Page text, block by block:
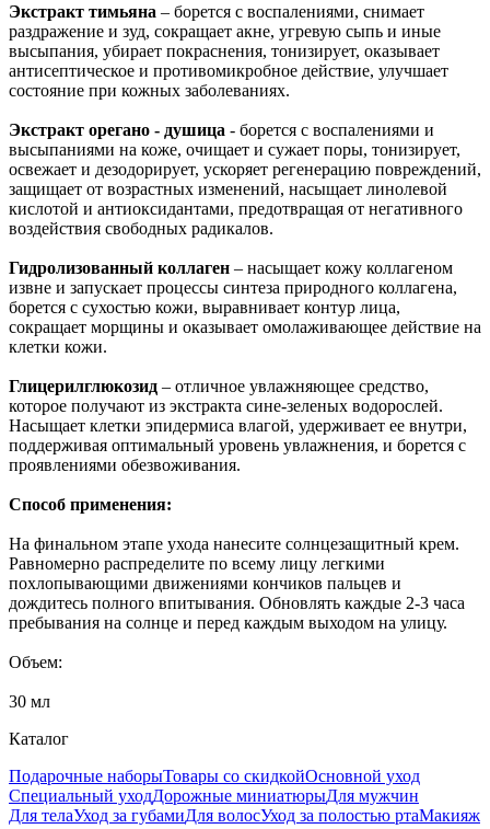
Экстракт тимьяна – борется с воспалениями, снимает
раздражение и зуд, сокращает акне, угревую сыпь и иные
высыпания, убирает покраснения, тонизирует, оказывает
антисептическое и противомикробное действие, улучшает
состояние при кожных заболеваниях.
Экстракт орегано - душица - борется с воспалениями и
высыпаниями на коже, очищает и сужает поры, тонизирует,
освежает и дезодорирует, ускоряет регенерацию повреждений,
защищает от возрастных изменений, насыщает линолевой
кислотой и антиоксидантами, предотвращая от негативного
воздействия свободных радикалов.
Гидролизованный коллаген – насыщает кожу коллагеном
извне и запускает процессы синтеза природного коллагена,
борется с сухостью кожи, выравнивает контур лица,
сокращает морщины и оказывает омолаживающее действие на
клетки кожи.
Глицерилглюкозид – отличное увлажняющее средство,
которое получают из экстракта сине-зеленых водорослей.
Насыщает клетки эпидермиса влагой, удерживает ее внутри,
поддерживая оптимальный уровень увлажнения, и борется с
проявлениями обезвоживания.
Способ применения:
На финальном этапе ухода нанесите солнцезащитный крем.
Равномерно распределите по всему лицу легкими
похлопывающими движениями кончиков пальцев и
дождитесь полного впитывания. Обновлять каждые 2-3 часа
пребывания на солнце и перед каждым выходом на улицу.
Объем:
30 мл
Каталог
Подарочные наборыТовары со скидкойОсновной уход
Специальный уходДорожные миниатюрыДля мужчин
Для телаУход за губамиДля волосУход за полостью ртаМакияж